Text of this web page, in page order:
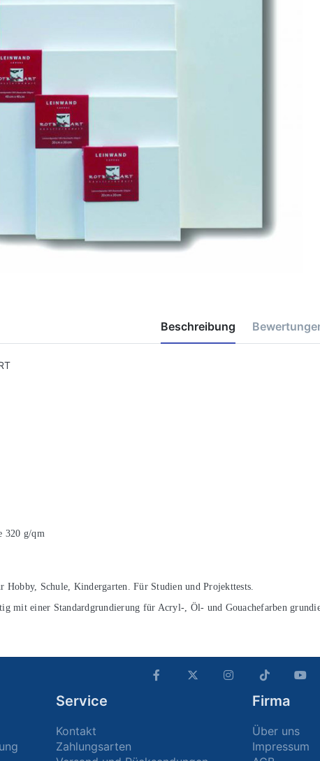
Beschreibung
320 g/qm
Hobby, Schule, Kindergarten. Für Studien und Projekttests.
mit einer Standardgrundierung für Acryl-, Öl- und Gouachefarben
Service
Kontakt
Zahlungsarten
Firma
Über uns
Impressum